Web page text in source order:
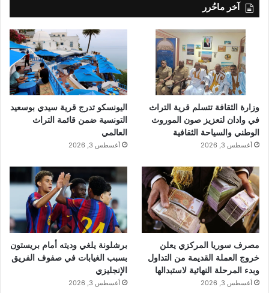
آخر ماحُرر
وزارة الثقافة تتسلم قرية التراث
في وادان لتعزيز صون الموروث
الوطني والسياحة الثقافية
أغسطس 3, 2026
اليونسكو تدرج قرية سيدي بوسعيد
التونسية ضمن قائمة التراث
العالمي
أغسطس 3, 2026
مصرف سوريا المركزي يعلن
خروج العملة القديمة من التداول
وبدء المرحلة النهائية لاستبدالها
أغسطس 3, 2026
برشلونة يلغي وديته أمام بريستون
بسبب الغيابات في صفوف الفريق
الإنجليزي
أغسطس 3, 2026